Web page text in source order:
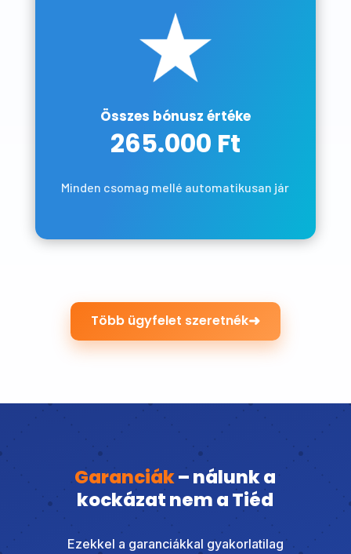
Összes bónusz értéke
265.000 Ft
Minden csomag mellé automatikusan jár
Több ügyfelet szeretnék➜
Garanciák– nálunk a
kockázat nem a Tiéd
Ezekkel a garanciákkal gyakorlatilag